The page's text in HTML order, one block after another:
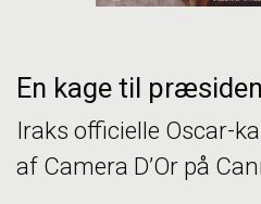
En kage til
Iraks officielle Oscar-
af Camera D’Or på